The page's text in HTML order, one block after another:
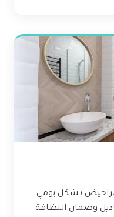
بشكل يومي.
وضمان النظافة